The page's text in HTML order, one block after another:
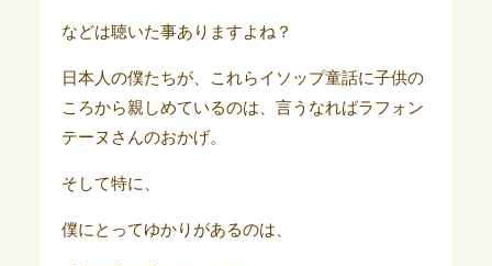
などは聴いた事ありますよね？
日本人の僕たちが、これらイソップ童話に子供の
ころから親しめているのは、言うなればラフォン
テーヌさんのおかげ。
そして特に、
僕にとってゆかりがあるのは、